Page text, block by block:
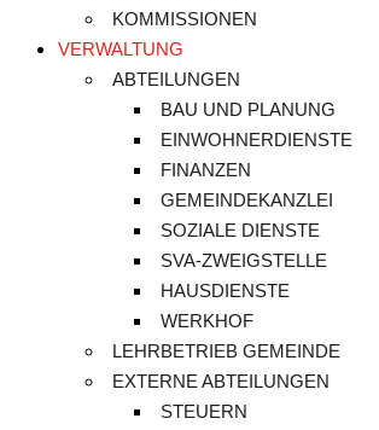
KOMMISSIONEN
VERWALTUNG
ABTEILUNGEN
BAU UND PLANUNG
EINWOHNERDIENSTE
FINANZEN
GEMEINDEKANZLEI
SOZIALE DIENSTE
SVA-ZWEIGSTELLE
HAUSDIENSTE
WERKHOF
LEHRBETRIEB GEMEINDE
EXTERNE ABTEILUNGEN
STEUERN